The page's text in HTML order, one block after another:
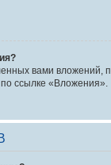
вами вложений,
ссылке «Вложения».